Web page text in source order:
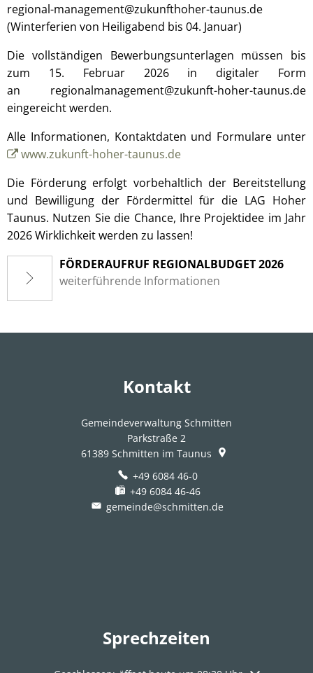
regional-management@zukunfthoher-taunus.de
(Winterferien von Heiligabend bis 04. Januar)
Die vollständigen Bewerbungsunterlagen müssen bis
zum 15. Februar 2026 in digitaler Form
an regionalmanagement@zukunft-hoher-taunus.de
eingereicht werden.
Alle Informationen, Kontaktdaten und Formulare unter
www.zukunft-hoher-taunus.de
Die Förderung erfolgt vorbehaltlich der Bereitstellung
und Bewilligung der Fördermittel für die LAG Hoher
Taunus. Nutzen Sie die Chance, Ihre Projektidee im Jahr
2026 Wirklichkeit werden zu lassen!
FÖRDERAUFRUF REGIONALBUDGET 2026
weiterführende Informationen
Kontakt
Gemeindeverwaltung Schmitten
Parkstraße 2
61389 Schmitten im Taunus
+49 6084 46-0
+49 6084 46-46
gemeinde@schmitten.de
Sprechzeiten